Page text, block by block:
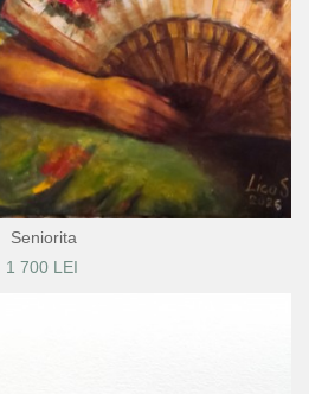
Seniorita
1 700 LEI